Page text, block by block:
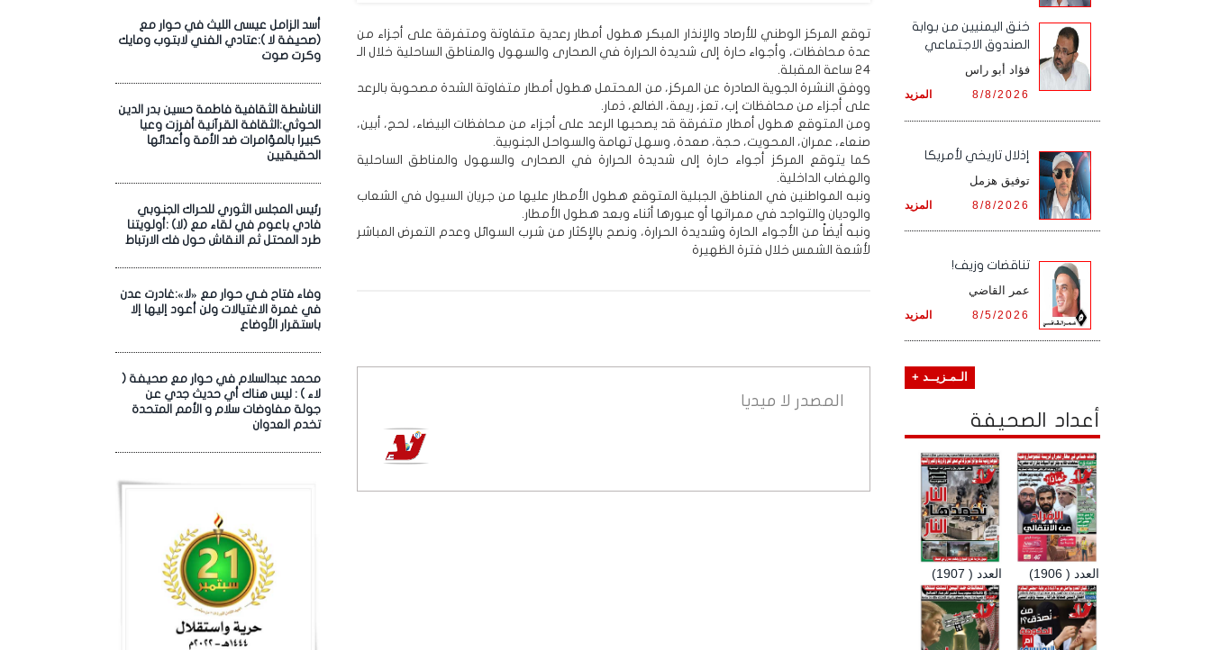
أسد الزامل عيسى الليث في حوار مع
(صحيفة لا ):عتادي الفني لابتوب ومايك
وكرت صوت
الناشطة الثقافية فاطمة حسين بدر الدين
الحوثي:الثقافة القرآنية أفرزت وعيا
كبيرا بالمؤامرات ضد الأمة وأعدائها
الحقيقيين
رئيس المجلس الثوري للحراك الجنوبي
فادي باعوم في لقاء مع (لا) :أولويتنا
طرد المحتل ثم النقاش حول فك الارتباط
وفاء فتاح فـي حوار مع «لا»:غادرت عدن
في غمرة الاغتيالات ولن أعود إليها إلا
باستقرار الأوضاع
محمد عبدالسلام في حوار مع صحيفة (
لاء ) : ليس هناك أي حديث جدي عن
جولة مفاوضات سلام و الأمم المتحدة
تخدم العدوان
توقع المركز الوطني للأرصاد والإنذار المبكر هطول أمطار رعدية متفاوتة ومتفرقة على أجزاء من
عدة محافظات، وأجواء حارة إلى شديدة الحرارة في الصحارى والسهول والمناطق الساحلية خلال الـ
24 ساعة المقبلة.
ووفق النشرة الجوية الصادرة عن المركز، من المحتمل هطول أمطار متفاوتة الشدة مصحوبة بالرعد
على أجزاء من محافظات إب، تعز، ريمة، الضالع، ذمار.
ومن المتوقع هطول أمطار متفرقة قد يصحبها الرعد على أجزاء من محافظات البيضاء، لحج، أبين،
صنعاء، عمران، المحويت، حجة، صعدة، وسهل تهامة والسواحل الجنوبية.
كما يتوقع المركز أجواء حارة إلى شديدة الحرارة في الصحارى والسهول والمناطق الساحلية
والهضاب الداخلية.
ونبه المواطنين في المناطق الجبلية المتوقع هطول الأمطار عليها من جريان السيول في الشعاب
والوديان والتواجد في ممراتها أو عبورها أثناء وبعد هطول الأمطار.
ونبه أيضاً من الأجواء الحارة وشديدة الحرارة، ونصح بالإكثار من شرب السوائل وعدم التعرض المباشر
لأشعة الشمس خلال فترة الظهيرة
المصدر لا ميديا
خنق اليمنيين من بوابة
الصندوق الاجتماعي
فؤاد أبو راس
المزيد 8/8/2026
إذلال تاريخي لأمريكا
توفيق هزمل
المزيد 8/8/2026
تناقضات وزيف!
عمر القاضي
المزيد 8/5/2026
الـمـزيــد +
أعداد الصحيفة
العدد ( 1907) العدد ( 1906)